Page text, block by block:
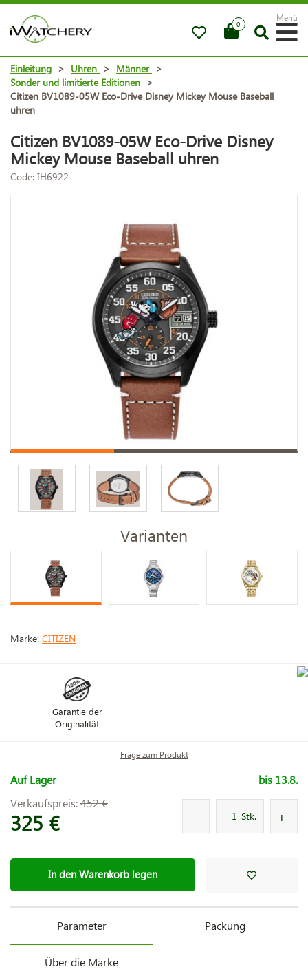
0
Menü
Einleitung > Uhren > Männer >
Sonder und limitierte Editionen >
Citizen BV1089-05W Eco-Drive Disney Mickey Mouse Baseball
uhren
Citizen BV1089-05W Eco-Drive Disney
Mickey Mouse Baseball uhren
Code: IH6922
Varianten
Marke: CITIZEN
Garantie der
Originalität
Frage zum Produkt
Auf Lager
bis 13.8.
Verkaufspreis:452 €
325 € Stk.
In den Warenkorb legen
Parameter Packung
Über die Marke